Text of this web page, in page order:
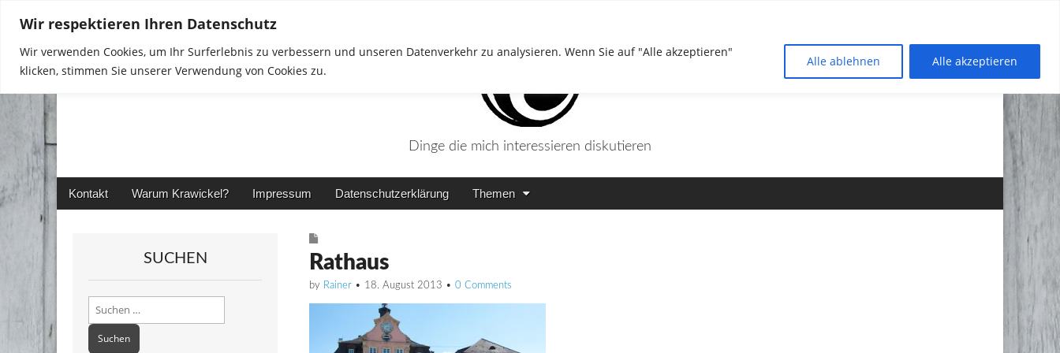
Wir respektieren Ihren Datenschutz
Wir verwenden Cookies, um Ihr Surferlebnis zu verbessern und unseren Datenverkehr zu analysieren. Wenn Sie auf "Alle akzeptieren"
klicken, stimmen Sie unserer Verwendung von Cookies zu.
Alle ablehnen Alle akzeptieren
Rainer in Krawickel
Dinge die mich interessieren diskutieren
Main
Skip
Kontakt Warum Krawickel? Impressum Datenschutzerklärung Themen
Rathaus
by Rainer • 18. August 2013 • 0 Comments
SUCHEN
Suchen
nach: